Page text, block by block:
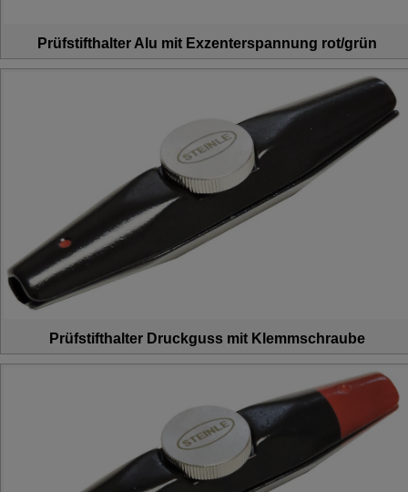
Prüfstifthalter Alu mit Exzenterspannung rot/grün
Prüfstifthalter Druckguss mit Klemmschraube